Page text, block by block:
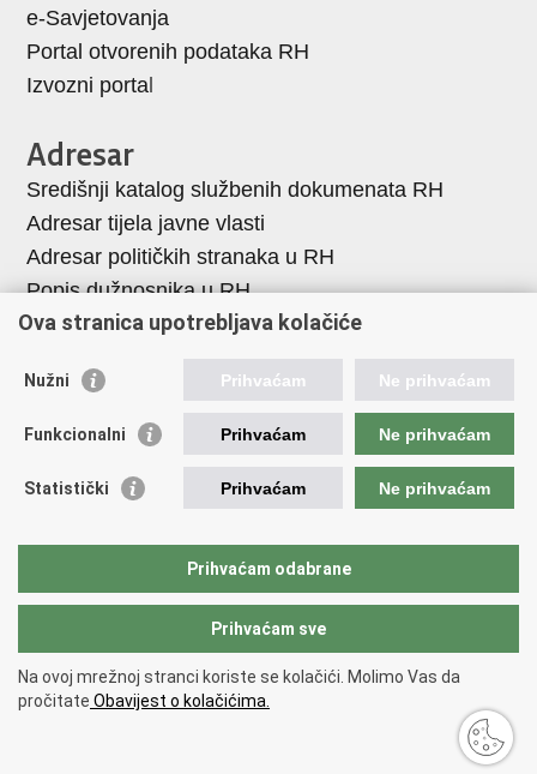
e-Savjetovanja
Portal otvorenih podataka RH
Izvozni portal
Adresar
Središnji katalog službenih dokumenata RH
Adresar tijela javne vlasti
Adresar političkih stranaka u RH
Popis dužnosnika u RH
Vlada Republike Hrvatske
Memorijalni centar Domovinskog rata Vukovar
Zaklada hrvatskih branitelja iz Domovinskog rata
Pravobraniteljica za osobe s invaliditetom
Povjerenik za informiranje
Povratak na vrh
Copyright © 2026 Ministarstvo hrvatskih branitelja Republike
Hrvatske.Uvjeti korištenja.
Ova stranica upotrebljava kolačiće
Nužni Prihvaćam Ne prihvaćam
Funkcionalni Prihvaćam Ne prihvaćam
Statistički Prihvaćam Ne prihvaćam
Prihvaćam odabrane
Prihvaćam sve
Na ovoj mrežnoj stranci koriste se kolačići. Molimo Vas da
pročitate Obavijest o kolačićima.